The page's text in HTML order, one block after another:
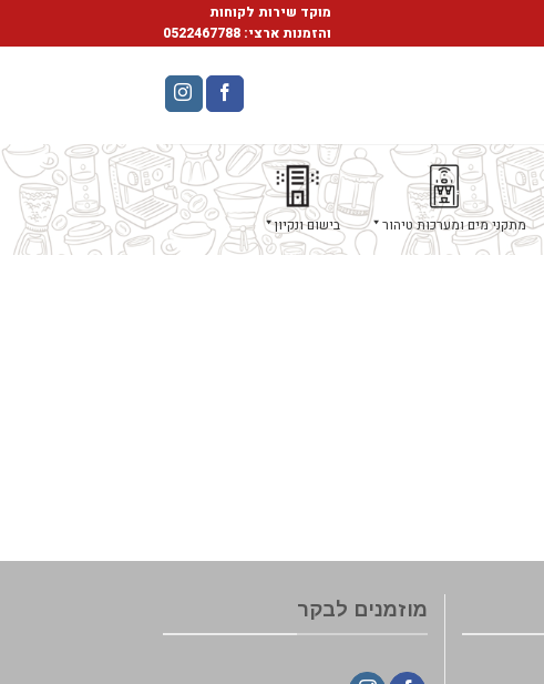
מוקד שירות לקוחות
והזמנות ארצי: 0522467788
מתקני מים ומערכות טיהור בישום ונקיון
מוזמנים לבקר